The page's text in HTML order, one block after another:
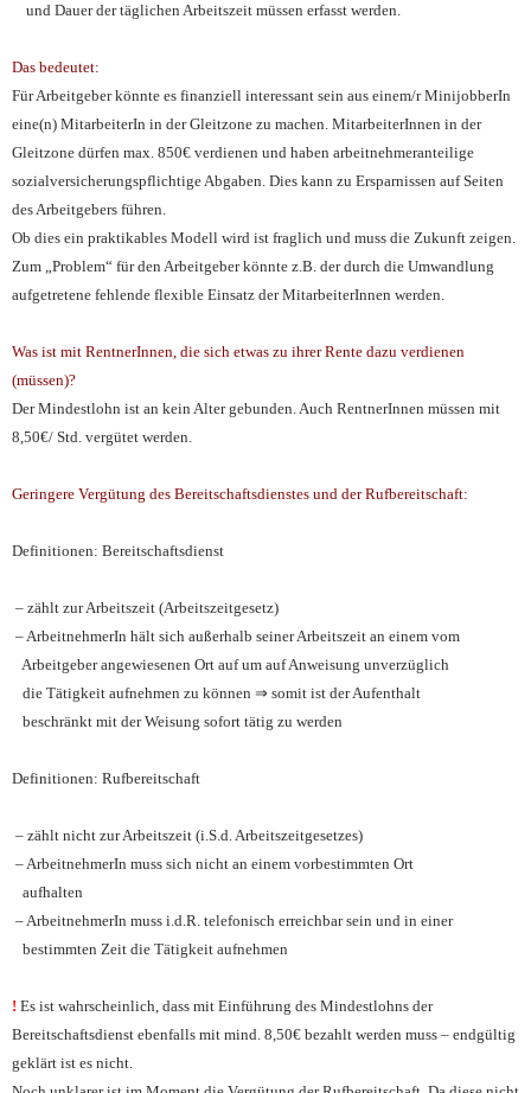
und Dauer der täglichen Arbeitszeit müssen erfasst werden.
Das bedeutet:
Für Arbeitgeber könnte es finanziell interessant sein aus einem/r MinijobberIn
eine(n) MitarbeiterIn in der Gleitzone zu machen. MitarbeiterInnen in der
Gleitzone dürfen max. 850€ verdienen und haben arbeitnehmeranteilige
sozialversicherungspflichtige Abgaben. Dies kann zu Ersparnissen auf Seiten
des Arbeitgebers führen.
Ob dies ein praktikables Modell wird ist fraglich und muss die Zukunft zeigen.
Zum „Problem“ für den Arbeitgeber könnte z.B. der durch die Umwandlung
aufgetretene fehlende flexible Einsatz der MitarbeiterInnen werden.
Was ist mit RentnerInnen, die sich etwas zu ihrer Rente dazu verdienen
(müssen)?
Der Mindestlohn ist an kein Alter gebunden. Auch RentnerInnen müssen mit
8,50€/ Std. vergütet werden.
Geringere Vergütung des Bereitschaftsdienstes und der Rufbereitschaft:
Definitionen: Bereitschaftsdienst
– zählt zur Arbeitszeit (Arbeitszeitgesetz)
– ArbeitnehmerIn hält sich außerhalb seiner Arbeitszeit an einem vom
Arbeitgeber angewiesenen Ort auf um auf Anweisung unverzüglich
die Tätigkeit aufnehmen zu können ⇒ somit ist der Aufenthalt
beschränkt mit der Weisung sofort tätig zu werden
Definitionen: Rufbereitschaft
– zählt nicht zur Arbeitszeit (i.S.d. Arbeitszeitgesetzes)
– ArbeitnehmerIn muss sich nicht an einem vorbestimmten Ort
aufhalten
– ArbeitnehmerIn muss i.d.R. telefonisch erreichbar sein und in einer
bestimmten Zeit die Tätigkeit aufnehmen
! Es ist wahrscheinlich, dass mit Einführung des Mindestlohns der
Bereitschaftsdienst ebenfalls mit mind. 8,50€ bezahlt werden muss – endgültig
geklärt ist es nicht.